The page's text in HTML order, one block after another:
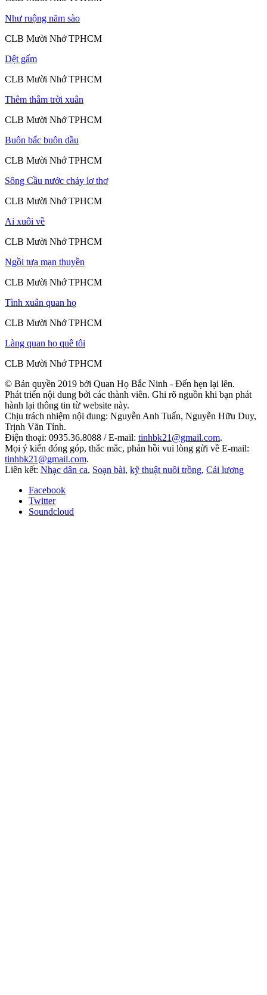
Như ruộng năm sào
CLB Mười Nhớ TPHCM
Dệt gấm
CLB Mười Nhớ TPHCM
Thêm thắm trời xuân
CLB Mười Nhớ TPHCM
Buôn bấc buôn dầu
CLB Mười Nhớ TPHCM
Sông Cầu nước chảy lơ thơ
CLB Mười Nhớ TPHCM
Ai xuôi về
CLB Mười Nhớ TPHCM
Ngồi tựa mạn thuyền
CLB Mười Nhớ TPHCM
Tình xuân quan họ
CLB Mười Nhớ TPHCM
Làng quan họ quê tôi
CLB Mười Nhớ TPHCM
© Bản quyền 2019 bởi Quan Họ Bắc Ninh - Đến hẹn lại lên.
Phát triển nội dung bởi các thành viên. Ghi rõ nguồn khi bạn phát
hành lại thông tin từ website này.
Chịu trách nhiệm nội dung: Nguyễn Anh Tuấn, Nguyễn Hữu Duy,
Trịnh Văn Tỉnh.
Điện thoại: 0935.36.8088 / E-mail: tinhbk21@gmail.com.
Mọi ý kiến đóng góp, thắc mắc, phản hồi vui lòng gửi về E-mail:
tinhbk21@gmail.com.
Liên kết: Nhạc dân ca, Soạn bài, kỹ thuật nuôi trồng, Cải lương
Facebook
Twitter
Soundcloud